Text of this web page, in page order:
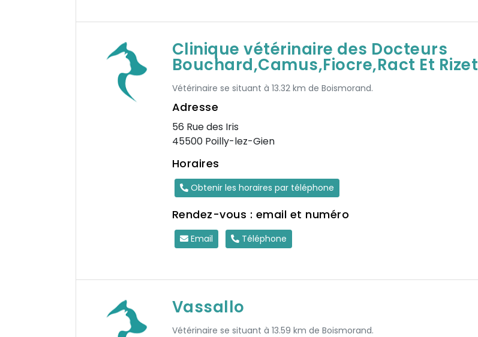
Clinique vétérinaire des Docteurs
Bouchard,Camus,Fiocre,Ract Et Rizet
Vétérinaire se situant à 13.32 km de Boismorand.
Adresse
56 Rue des Iris
45500 Poilly-lez-Gien
Horaires
Obtenir les horaires par téléphone
Rendez-vous : email et numéro
Email Téléphone
Vassallo
Vétérinaire se situant à 13.59 km de Boismorand.